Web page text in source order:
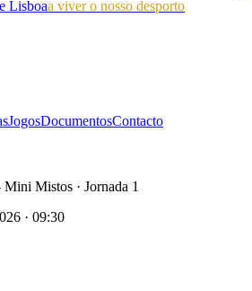
Lisboaa viver o nosso desporto
JogosDocumentosContacto
Mini Mistos · Jornada 1
· 09:30